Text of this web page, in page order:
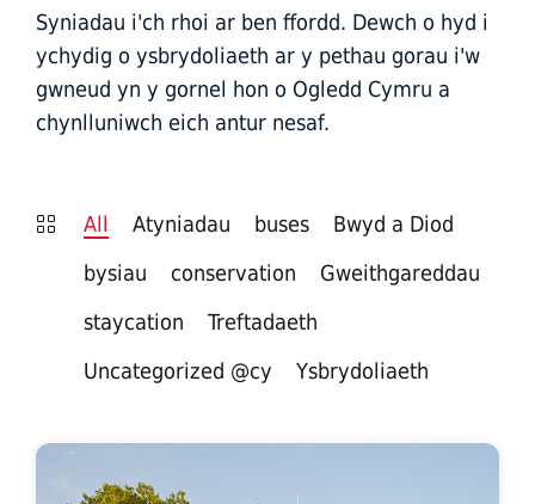
Syniadau i'ch rhoi ar ben ffordd. Dewch o hyd i
ychydig o ysbrydoliaeth ar y pethau gorau i'w
gwneud yn y gornel hon o Ogledd Cymru a
chynlluniwch eich antur nesaf.
All Atyniadau buses
Bwyd a Diod
bysiau
conservation
Gweithgareddau
staycation
Treftadaeth
Uncategorized @cy
Ysbrydoliaeth
St
Asaph